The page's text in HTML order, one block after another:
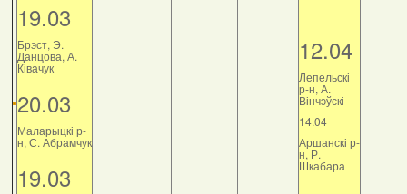
19.03
Брэст, Э.
Данцова, А.
Ківачук
20.03
Маларыцкі р-
н, С. Абрамчук
19.03
12.04
Лепельскі
р-н, А.
Вінчэўскі
14.04
Аршанскі р-
н, Р.
Шкабара